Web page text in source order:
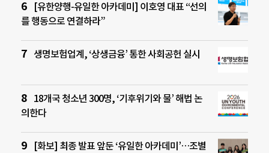
[유한양행-유일한 아카데미] 이호영 대표 “선의
를 행동으로 연결하라”
생명보험업계, ‘상생금융’ 통한 사회공헌 실시
18개국 청소년 300명, ‘기후위기와 물’ 해법 논
의한다
[화보] 최종 발표 앞둔 ‘유일한 아카데미’…조별